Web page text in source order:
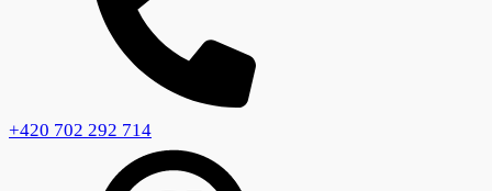
+420 702 292 714